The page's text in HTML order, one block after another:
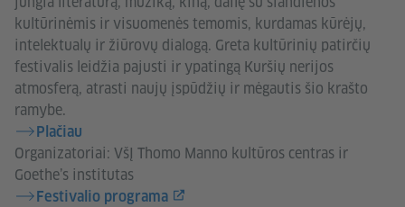
kultūrinėmis ir visuomenės temomis, kurdamas kūrėjų,
intelektualų ir žiūrovų dialogą. Greta kultūrinių patirčių
festivalis leidžia pajusti ir ypatingą Kuršių nerijos
atmosferą, atrasti naujų įspūdžių ir mėgautis šio krašto
ramybe.
Plačiau
Organizatoriai: VšĮ Thomo Manno kultūros centras ir
Goethe’s institutas
Festivalio programa